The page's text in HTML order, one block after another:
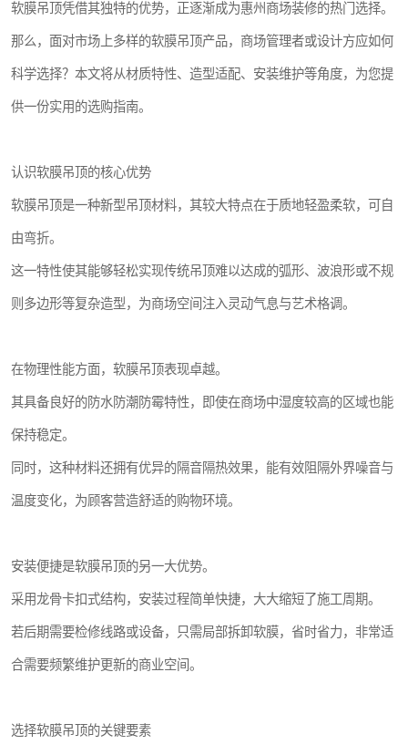
软膜吊顶凭借其独特的优势，正逐渐成为惠州商场装修的热门选择。
那么，面对市场上多样的软膜吊顶产品，商场管理者或设计方应如何
科学选择？本文将从材质特性、造型适配、安装维护等角度，为您提
供一份实用的选购指南。
认识软膜吊顶的核心优势
软膜吊顶是一种新型吊顶材料，其较大特点在于质地轻盈柔软，可自
由弯折。
这一特性使其能够轻松实现传统吊顶难以达成的弧形、波浪形或不规
则多边形等复杂造型，为商场空间注入灵动气息与艺术格调。
在物理性能方面，软膜吊顶表现卓越。
其具备良好的防水防潮防霉特性，即使在商场中湿度较高的区域也能
保持稳定。
同时，这种材料还拥有优异的隔音隔热效果，能有效阻隔外界噪音与
温度变化，为顾客营造舒适的购物环境。
安装便捷是软膜吊顶的另一大优势。
采用龙骨卡扣式结构，安装过程简单快捷，大大缩短了施工周期。
若后期需要检修线路或设备，只需局部拆卸软膜，省时省力，非常适
合需要频繁维护更新的商业空间。
选择软膜吊顶的关键要素